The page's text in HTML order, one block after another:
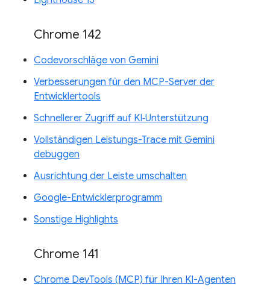
Chrome 142
Codevorschläge von Gemini
Verbesserungen für den MCP-Server der
Entwicklertools
Schnellerer Zugriff auf KI‑Unterstützung
Vollständigen Leistungs-Trace mit Gemini
debuggen
Ausrichtung der Leiste umschalten
Google-Entwicklerprogramm
Sonstige Highlights
Chrome 141
Chrome DevTools (MCP) für Ihren KI-Agenten